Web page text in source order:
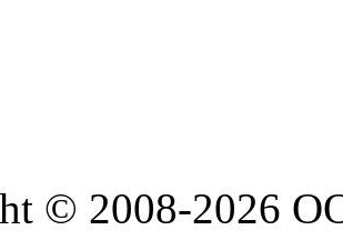
© 2008-2026